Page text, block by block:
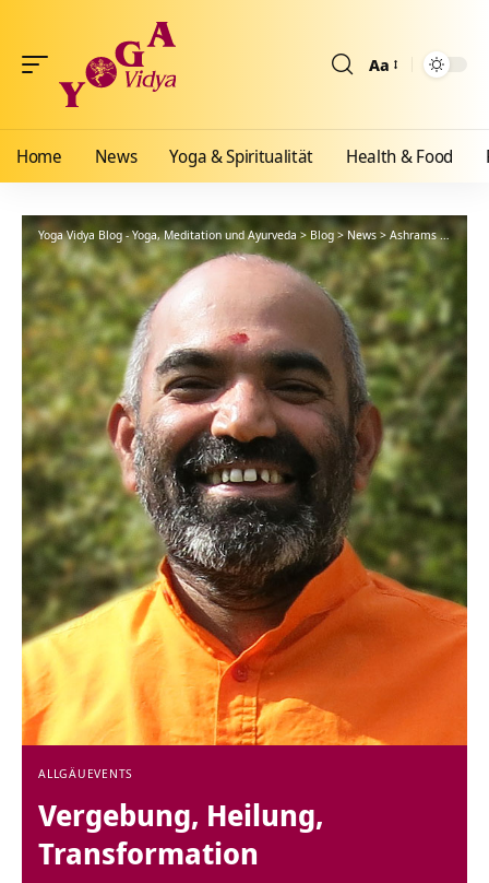
Aa
Home News Yoga & Spiritualität Health & Food
Yoga Vidya Blog - Yoga, Meditation und Ayurveda >Blog > News > Ashrams> Allgäu
ALLGÄU EVENTS
Vergebung, Heilung,
Transformation